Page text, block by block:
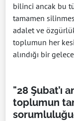
bilinci ancak bu
tamamen
adalet ve
toplumun her
alındığı bir
"28 Şubat’ı
toplumun